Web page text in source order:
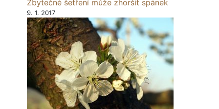
Zbytečné šetření může zhoršit spánek
9. 1. 2017